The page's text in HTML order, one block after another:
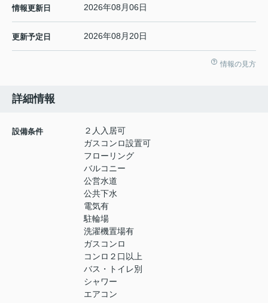
情報更新日 2026年08月06日
更新予定日 2026年08月20日
情報の見方
詳細情報
設備条件
２人入居可
ガスコンロ設置可
フローリング
バルコニー
公営水道
公共下水
電気有
駐輪場
洗濯機置場有
ガスコンロ
コンロ２口以上
バス・トイレ別
シャワー
エアコン